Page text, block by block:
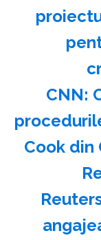
CNN:
Cook din